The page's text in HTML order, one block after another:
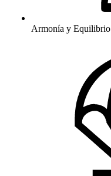
Armonía y Equilibrio